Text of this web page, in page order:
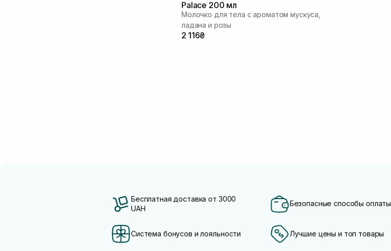
Palace 200 мл
Молочко для тела с ароматом мускуса,
ладана и розы
2 116₴
Бесплатная доставка от 3000
UAH
Безопасные способы оплаты
Система бонусов и лояльности Лучшие цены и топ товары